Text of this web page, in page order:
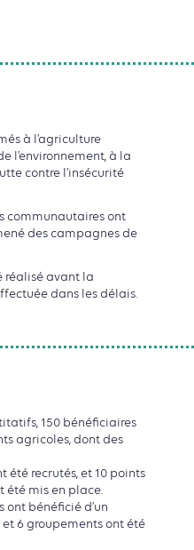
à l’agriculture
l’environnement, à la
contre l’insécurité
communautaires ont
des campagnes de
réalisé avant la
dans les délais.
150 bénéficiaires
agricoles, dont des
été recrutés, et 10 points
été mis en place.
ont bénéficié d’un
6 groupements ont été